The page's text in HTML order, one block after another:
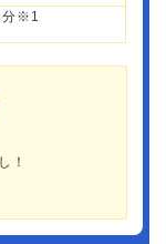
分※1
！